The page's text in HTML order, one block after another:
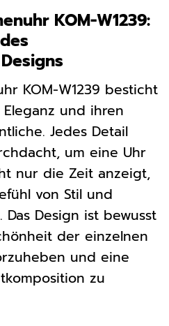
KOM-W1239:
KOM-W1239 besticht
und ihren
Jedes Detail
um eine Uhr
nur die Zeit anzeigt,
von Stil und
Das Design ist bewusst
der einzelnen
und eine
zu